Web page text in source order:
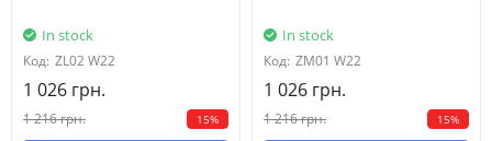
In stock
Код: ZL02 W22
1 026 грн.
1 216 грн. 15%
In stock
Код: ZM01 W22
1 026 грн.
1 216 грн. 15%